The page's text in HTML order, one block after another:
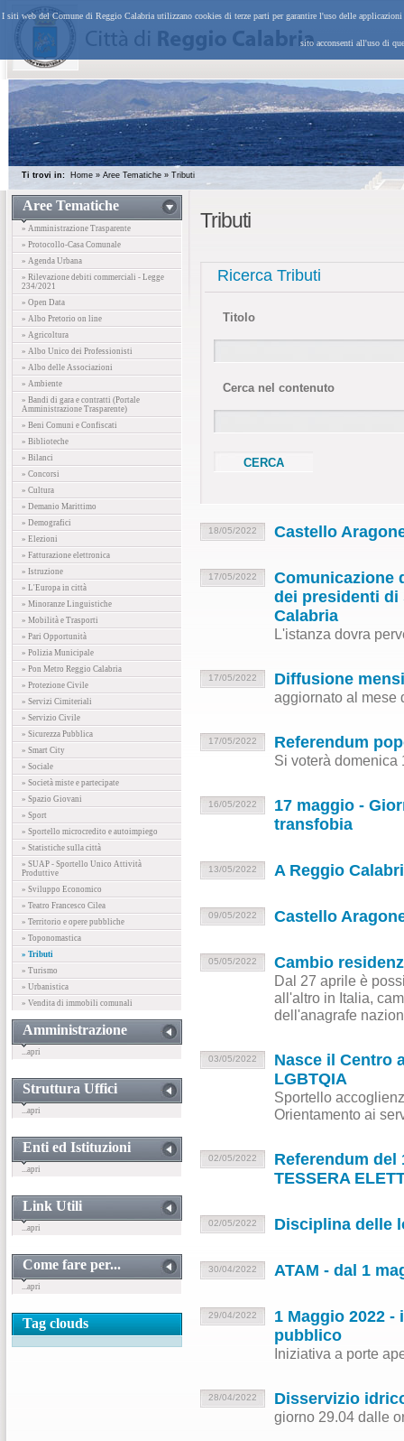
I siti web del Comune di Reggio Calabria utilizzano cookies di terze parti per garantire l'uso delle
sito acconsenti all'uso di
Ti trovi in: Home » Aree Tematiche » Tributi
Aree Tematiche
» Amministrazione Trasparente
» Protocollo-Casa Comunale
» Agenda Urbana
» Rilevazione debiti commerciali - Legge
234/2021
» Open Data
» Albo Pretorio on line
» Agricoltura
» Albo Unico dei Professionisti
» Albo delle Associazioni
» Ambiente
» Bandi di gara e contratti (Portale
Amministrazione Trasparente)
» Beni Comuni e Confiscati
» Biblioteche
» Bilanci
» Concorsi
» Cultura
» Demanio Marittimo
» Demografici
» Elezioni
» Fatturazione elettronica
» Istruzione
» L'Europa in città
» Minoranze Linguistiche
» Mobilità e Trasporti
» Pari Opportunità
» Polizia Municipale
» Pon Metro Reggio Calabria
» Protezione Civile
» Servizi Cimiteriali
» Servizio Civile
» Sicurezza Pubblica
» Smart City
» Sociale
» Società miste e partecipate
» Spazio Giovani
» Sport
» Sportello microcredito e autoimpiego
» Statistiche sulla città
» SUAP - Sportello Unico Attività
Produttive
» Sviluppo Economico
» Teatro Francesco Cilea
» Territorio e opere pubbliche
» Toponomastica
» Tributi
» Turismo
» Urbanistica
» Vendita di immobili comunali
Amministrazione
...apri
Struttura Uffici
...apri
Enti ed Istituzioni
...apri
Link Utili
...apri
Come fare per...
...apri
Tag clouds
Tributi
Ricerca Tributi
Titolo
Cerca nel contenuto
18/05/2022 Castello
17/05/2022
Comunicazione
dei presidenti di
Calabria
L'istanza dovra
17/05/2022 Diffusione
aggiornato al mese
17/05/2022 Referendum
Si voterà domenica
16/05/2022
17 maggio -
transfobia
13/05/2022 A Reggio
09/05/2022 Castello
05/05/2022 Cambio
Dal 27 aprile è
all'altro in Italia,
dell'anagrafe
03/05/2022
Nasce il Centro
LGBTQIA
Sportello
Orientamento ai
02/05/2022
Referendum del
TESSERA
02/05/2022 Disciplina delle
30/04/2022 ATAM - dal 1
29/04/2022
1 Maggio 2022
pubblico
Iniziativa a porte
28/04/2022 Disservizio
giorno 29.04 dalle